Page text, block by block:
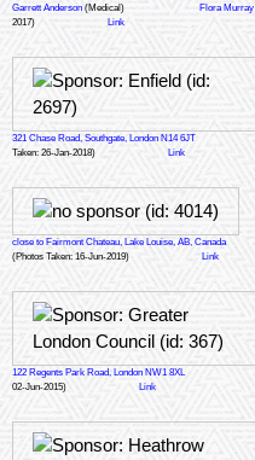
Garrett Anderson (Medical) Flora Murray
2017)
Link
321 Chase Road, Southgate, London N14 6JT
Taken: 26-Jan-2018)
Link
close to Fairmont Chateau, Lake Louise, AB, Canada
(Photos Taken: 16-Jun-2019)
Link
122 Regents Park Road, London NW1 8XL
02-Jun-2015)
Link